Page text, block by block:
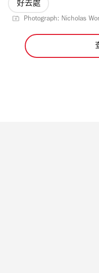
好去處
Photograph: Nicholas